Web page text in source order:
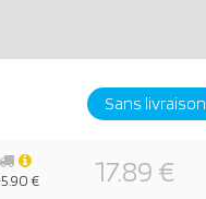
Sans livraison
17.89 €
€